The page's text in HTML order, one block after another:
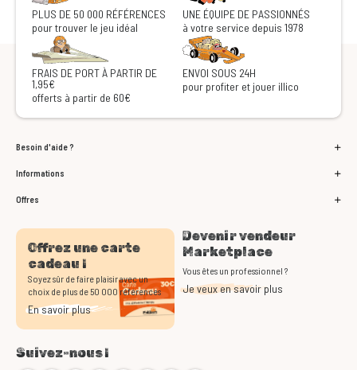
PLUS DE 50 000 RÉFÉRENCES
pour trouver le jeu idéal
UNE ÉQUIPE DE PASSIONNÉS
à votre service depuis 1978
FRAIS DE PORT À PARTIR DE
1,95€
offerts à partir de 60€
ENVOI SOUS 24H
pour profiter et jouer illico
Besoin d'aide ?
Informations
Offres
Offrez une carte
cadeau !
Soyez sûr de faire plaisir avec un
choix de plus de 50 000 références
En savoir plus
Devenir vendeur
Marketplace
Vous êtes un professionnel ?
Je veux en savoir plus
Suivez-nous !